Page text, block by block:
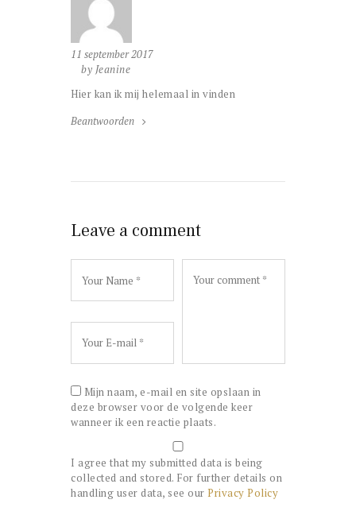
11 september 2017
by Jeanine
Hier kan ik mij helemaal in vinden
Beantwoorden
Leave a comment
Mijn naam, e-mail en site opslaan in
deze browser voor de volgende keer
wanneer ik een reactie plaats.
I agree that my submitted data is being
collected and stored. For further details on
handling user data, see our Privacy Policy